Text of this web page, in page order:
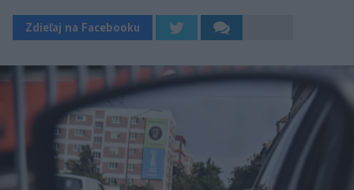
Zdieľaj na Facebooku